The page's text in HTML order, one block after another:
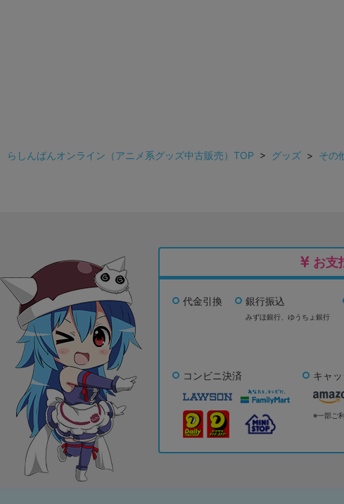
らしんばんオンライン（アニメ系グッズ中古販売）TOP > グッズ > その
お支
代金引換 銀行振込
みずほ銀行、 ゆうちょ銀行
コンビニ決済 キャ
※一部ご